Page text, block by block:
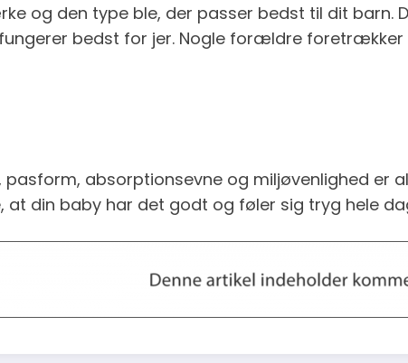
og den type ble, der passer bedst til dit barn.
bedst for jer. Nogle forældre foretrækker
absorptionsevne og miljøvenlighed er
din baby har det godt og føler sig tryg hele